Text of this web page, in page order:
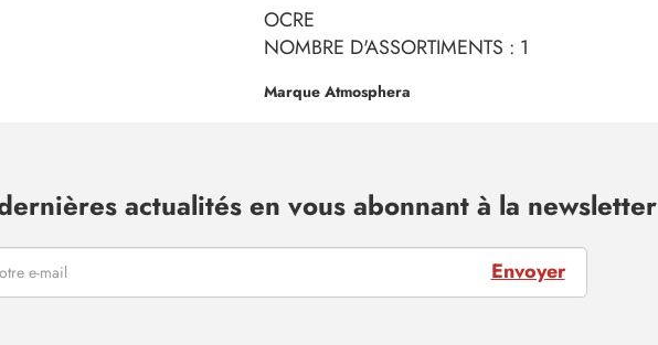
OCRE
NOMBRE D'ASSORTIMENTS : 1
Marque Atmosphera
actualités en vous abonnant à la newsletter
Envoyer